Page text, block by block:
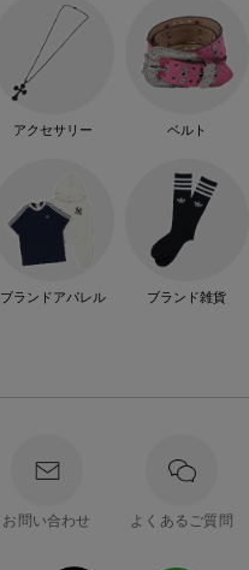
アクセサリー ベルト
ブランドアパレル ブランド雑貨
お問い合わせ よくあるご質問